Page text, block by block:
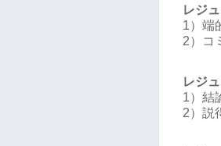
レジ
1）端
2）コ
レジ
1）結
2）説